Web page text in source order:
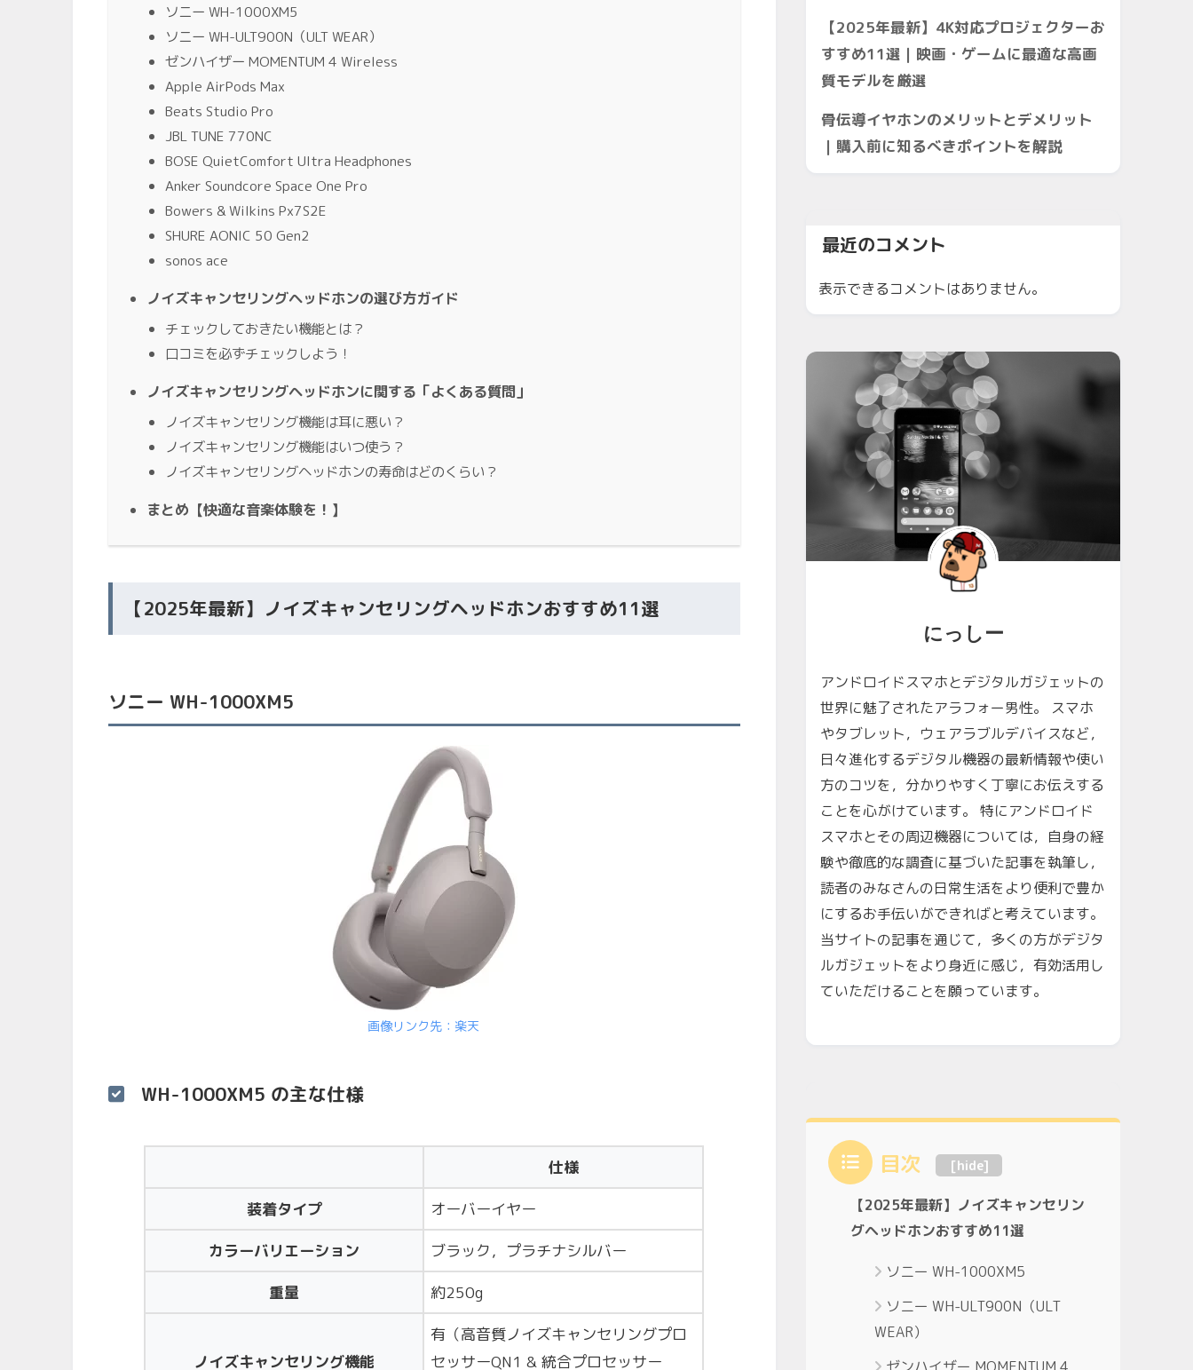
ソニー WH-1000XM5
ソニー WH-ULT900N（ULT WEAR）
ゼンハイザー MOMENTUM 4 Wireless
Apple AirPods Max
Beats Studio Pro
JBL TUNE 770NC
BOSE QuietComfort Ultra Headphones
Anker Soundcore Space One Pro
Bowers & Wilkins Px7S2E
SHURE AONIC 50 Gen2
sonos ace
ノイズキャンセリングヘッドホンの選び方ガイド
チェックしておきたい機能とは？
口コミを必ずチェックしよう！
ノイズキャンセリングヘッドホンに関する「よくある質問」
ノイズキャンセリング機能は耳に悪い？
ノイズキャンセリング機能はいつ使う？
ノイズキャンセリングヘッドホンの寿命はどのくらい？
まとめ【快適な音楽体験を！】
【2025年最新】ノイズキャンセリングヘッドホンおすすめ11選
ソニー WH-1000XM5
画像リンク先：楽天
WH-1000XM5 の主な仕様
仕様
装着タイプ オーバーイヤー
カラーバリエーション ブラック，プラチナシルバー
重量 約250g
ノイズキャンセリング機能
有（高音質ノイズキャンセリングプロ
セッサーQN1 & 統合プロセッサー
【2025年最新】4K対応プロジェクターお
すすめ11選｜映画・ゲームに最適な高画
質モデルを厳選
骨伝導イヤホンのメリットとデメリット
｜購入前に知るべきポイントを解説
最近のコメント
表示できるコメントはありません。
にっしー
アンドロイドスマホとデジタルガジェットの
世界に魅了されたアラフォー男性。 スマホ
やタブレット，ウェアラブルデバイスなど，
日々進化するデジタル機器の最新情報や使い
方のコツを，分かりやすく丁寧にお伝えする
ことを心がけています。 特にアンドロイド
スマホとその周辺機器については，自身の経
験や徹底的な調査に基づいた記事を執筆し，
読者のみなさんの日常生活をより便利で豊か
にするお手伝いができればと考えています。
当サイトの記事を通じて，多くの方がデジタ
ルガジェットをより身近に感じ，有効活用し
ていただけることを願っています。
目次 [hide]
【2025年最新】ノイズキャンセリン
グヘッドホンおすすめ11選
ソニー WH-1000XM5
ソニー WH-ULT900N（ULT
WEAR）